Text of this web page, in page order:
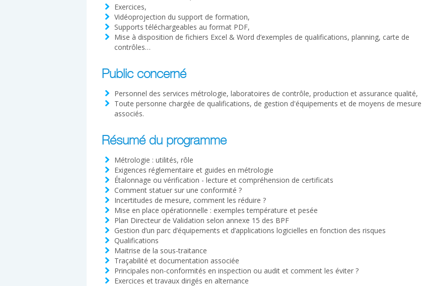
Exercices,
Vidéoprojection du support de formation,
Supports téléchargeables au format PDF,
Mise à disposition de fichiers Excel & Word d’exemples de qualifications, planning, carte de
contrôles…
Public concerné
Personnel des services métrologie, laboratoires de contrôle, production et assurance qualité,
Toute personne chargée de qualifications, de gestion d'équipements et de moyens de mesure
associés.
Résumé du programme
Métrologie : utilités, rôle
Exigences réglementaire et guides en métrologie
Étalonnage ou vérification - lecture et compréhension de certificats
Comment statuer sur une conformité ?
Incertitudes de mesure, comment les réduire ?
Mise en place opérationnelle : exemples température et pesée
Plan Directeur de Validation selon annexe 15 des BPF
Gestion d’un parc d’équipements et d’applications logicielles en fonction des risques
Qualifications
Maitrise de la sous-traitance
Traçabilité et documentation associée
Principales non-conformités en inspection ou audit et comment les éviter ?
Exercices et travaux dirigés en alternance